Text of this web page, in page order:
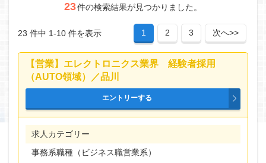
OR検索
雇用形態
正社員
23件の検索結果が見つかりました。
23 件中 1-10 件を表示 1 2 3 次へ>>
【営業】エレクトロニクス業界 経験者採用
（AUTO領域）／品川
求人カテゴリー
事務系職種（ビジネス職営業系）